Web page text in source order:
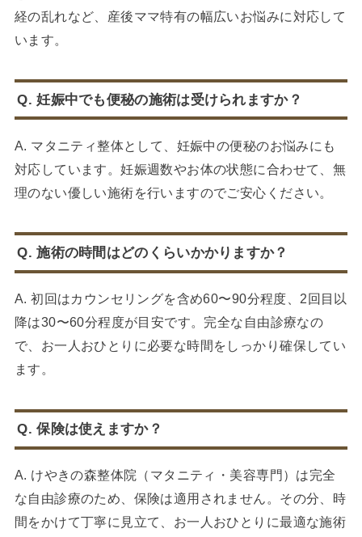
経の乱れなど、産後ママ特有の幅広いお悩みに対応して
います。
Q. 妊娠中でも便秘の施術は受けられますか？
A. マタニティ整体として、妊娠中の便秘のお悩みにも
対応しています。妊娠週数やお体の状態に合わせて、無
理のない優しい施術を行いますのでご安心ください。
Q. 施術の時間はどのくらいかかりますか？
A. 初回はカウンセリングを含め60〜90分程度、2回目以
降は30〜60分程度が目安です。完全な自由診療なの
で、お一人おひとりに必要な時間をしっかり確保してい
ます。
Q. 保険は使えますか？
A. けやきの森整体院（マタニティ・美容専門）は完全
な自由診療のため、保険は適用されません。その分、時
間をかけて丁寧に見立て、お一人おひとりに最適な施術